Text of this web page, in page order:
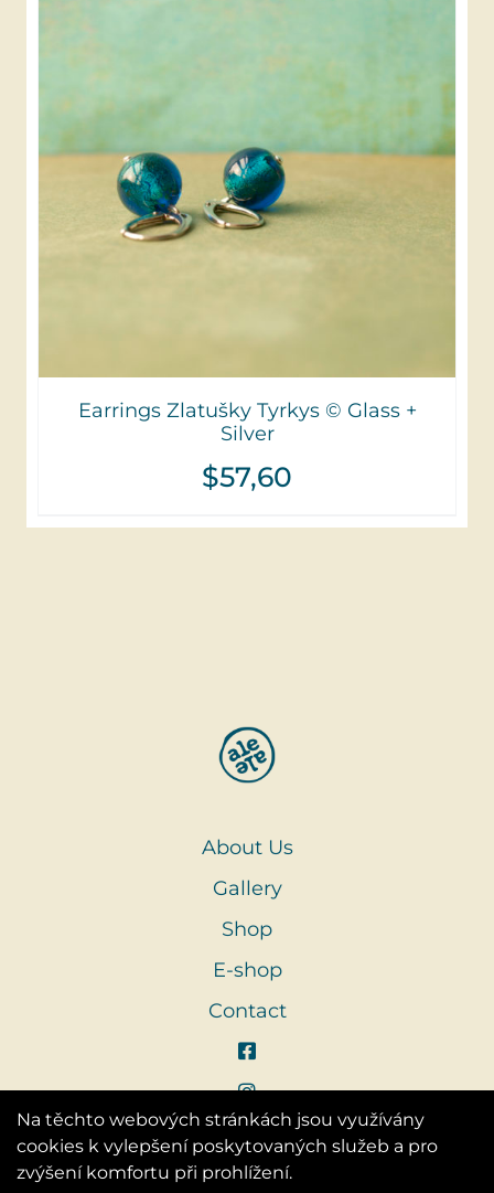
Earrings Zlatušky Tyrkys © Glass +
Silver
$57,60
About Us
Gallery
Shop
E-shop
Contact
Na těchto webových stránkách jsou využívány
cookies k vylepšení poskytovaných služeb a pro
zvýšení komfortu při prohlížení.